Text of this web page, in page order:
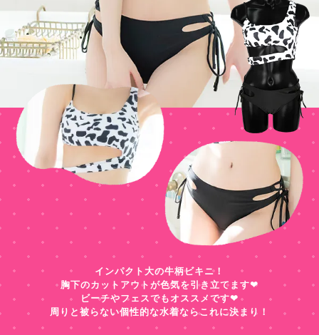
インパクト大の牛柄ビキニ！
胸下のカットアウトが色気を引き立てます❤︎
ビーチやフェスでもオススメです❤︎
周りと被らない個性的な水着ならこれに決まり！